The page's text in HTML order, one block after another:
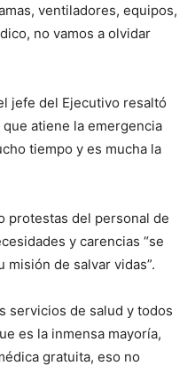
ventiladores, equipos,
no vamos a olvidar
jefe del Ejecutivo resaltó
atiene la emergencia
tiempo y es mucha la
protestas del personal de
y carencias “se
misión de salvar vidas”.
servicios de salud y todos
es la inmensa mayoría,
gratuita, eso no